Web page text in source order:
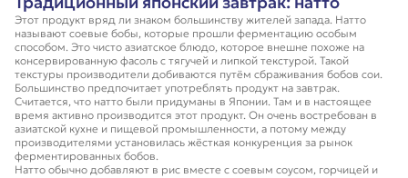
Этот продукт вряд ли знаком большинству жителей запада. Натто
называют соевые бобы, которые прошли ферментацию особым
способом. Это чисто азиатское блюдо, которое внешне похоже на
консервированную фасоль с тягучей и липкой текстурой. Такой
текстуры производители добиваются путём сбраживания бобов сои.
Большинство предпочитает употреблять продукт на завтрак.
Считается, что натто были придуманы в Японии. Там и в настоящее
время активно производится этот продукт. Он очень востребован в
азиатской кухне и пищевой промышленности, а потому между
производителями установилась жёсткая конкуренция за рынок
ферментированных бобов.
Натто обычно добавляют в рис вместе с соевым соусом, горчицей и